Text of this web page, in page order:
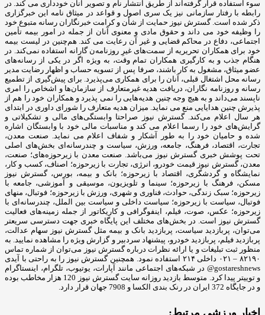
سوء استفاده قرار گرفته‌اند از طریق انتشار نام و تصویر آنان خودداری می کند. در
رابطه با رفتار سازمانی نیز یک سری اصول و قواعد در میثاق نامه این خبرگزاری
ذکر شده است. گسترش نیوز حمایت از شأن و کرامت خبرنگاران رسانه متبوع خود
را وظیفه خود می داند و حقوق مادی و معنوی آنان از جمله در امور بیمه تأمین
اجتماعی، دفاع در محاکم قضایی و غیر آن رعایت می کند. هم‌چنین در لیست بیمه
خود برای همکاران تحریریه از سمت‌های غیرِ روزنامه‌ن گارانه استفاده نمی‌کند. در
هنگام جذب و به کارگیری همکاران تمام وقت، به ‌ویژه اگر در یکی از رسانه‌های
عضو میثاق، مشغول به کار باشند، صرفا پس از تسویه‌ حساب و اظهار رضایت مدیر
رسانه محل اشتغال قبلی، آنان را برای همکاری می‌پذیرد. برای پیش‌گیری از تطمیع
رسانه و روزنامه ‌نگاران، دریافت هدیه غیرمتعارف از سازمان‌ها و اشخاص را امری
ناپسند می‌داند و به ‌هیچ ‌وجه چنین هدیه‌هایی را نمی پذیرد و همکاران خود را هم از
پذیرش چنین هدایایی منع می نماید. میزان هدیه متعارف را شورای داوری در ابتدای
هر سال اعلام می‌کند. گسترش نیوز صراحتا وابستگی‌های مالی و تشکیلاتی و
گرایش‌های خود را رسما اعلام می کند و مناسبات مالی خود با وابستگان اشاره
شده و حامیان خود را به ‌طور آشکار و شفاف اعلام می نماید. صنعت معدن،
تجارت، اقتصاد، فرهنگ، جامعه، ورزش، سیاست و چندرسانه‌ای بخش‌های اصلی
تحت پوشش خبری گسترش نیوز می‌باشد. صنعت معدن با زیرحوزه‌های؛ صنعت،
معدن، گسترش نیوز قیمت خودرو، انرژی، تجارت با زیرحوزه؛ اصناف، کسب و کار،
نمایشگاه و گردشگری، اقتصاد با زیرحوزه؛ بانک و بیمه، بورس، گسترش نیوز
مسکن، فرهنگ با زیرحوزه؛ سینما و تلویزیون، موسیقی و آموزشی، جامعه با
زیرحوزه؛ سبک زندگی، حوادث، فناوری و شهری، ورزش با زیرحوزه؛ فوتبال، منهای
فوتبال، سیاست با زیرحوزه؛ سیاست داخلی و سیاست بین الملل، چندرسانه‌ای با
زیرحوزه؛ عکس، صوت، فیلم، اینفوگرافی و کاریکاتور از جمله زمینه‌های فعالیت
گسترش نیوز است. در بخش‌های مختلف این پایگاه خبری جهت دسترسی سریعتر
می‌توان، پربازدید سیاست، پربازدید بانک و بیمه مثل گسترش نیوز سهام عدالت،
پربازدید فیلم، پربازدید خودرو، پیشنهاد سردبیر و گزارش ویژه را مشاهده نمایید. به
منظور ثبت تبلیغات و یا ارائه نظرات درباره گسترش نیوز می‌توان از شماره تماس
۸۲۱۹۰ – ۰۲۱ داخلی ۲۱۴ استفاده نمود. همچنین گسترش نیوز را به راحتی با آیدی
gostareshnews@ در شبکه‌های اجتماعی مانند آپارات، یوتیوب، تلگرام، اینستاگرام
و توییتر پیدا کرد. متوسط بازدید روزانه سایت گسترش نیوز 120 هزار مخاطب بوده
و در جایگاه 372 ایران در رنک بندی الکسا و 7908 جهان قرار دارد.
اخبار ورزشی مرتبط: